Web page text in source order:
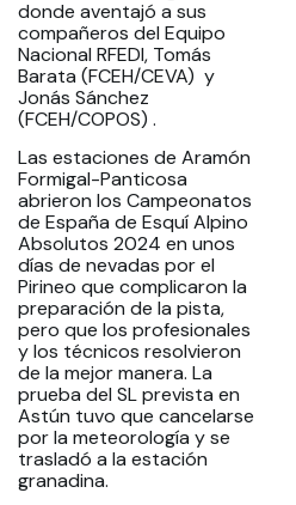
donde aventajó a sus
compañeros del Equipo
Nacional RFEDI, Tomás
Barata (FCEH/CEVA) y
Jonás Sánchez
(FCEH/COPOS) .
Las estaciones de Aramón
Formigal-Panticosa
abrieron los Campeonatos
de España de Esquí Alpino
Absolutos 2024 en unos
días de nevadas por el
Pirineo que complicaron la
preparación de la pista,
pero que los profesionales
y los técnicos resolvieron
de la mejor manera. La
prueba del SL prevista en
Astún tuvo que cancelarse
por la meteorología y se
trasladó a la estación
granadina.